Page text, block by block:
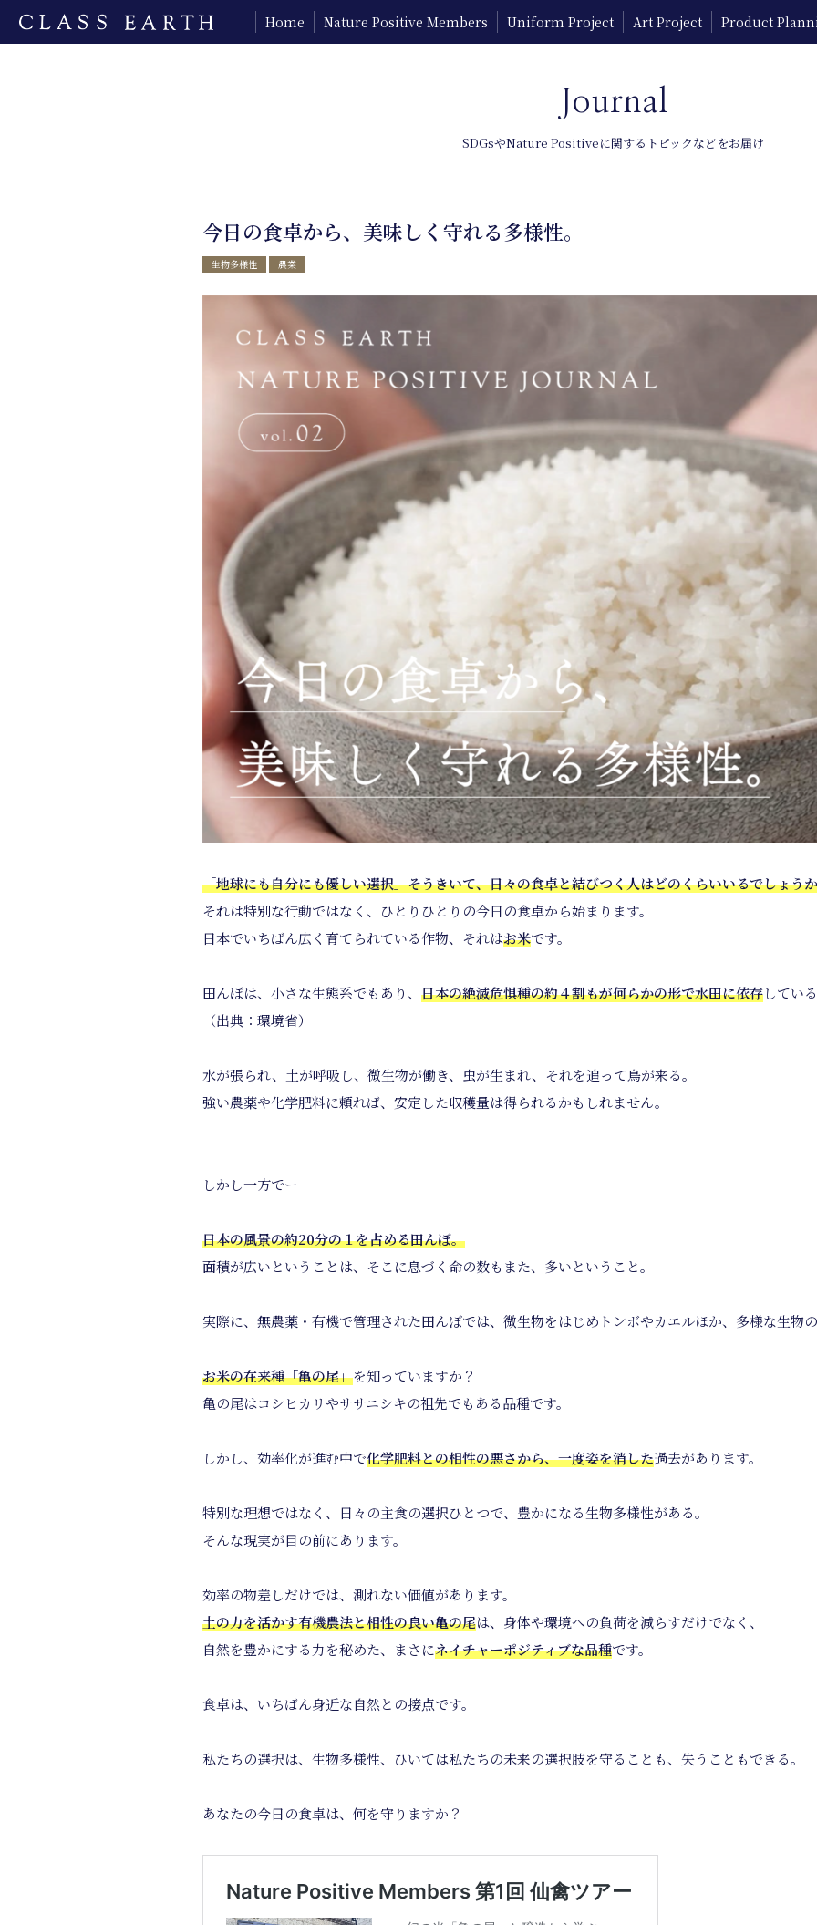
Home Nature Positive Members Uniform Project Art Project Product
Journal
SDGsやNature Positiveに関するトピックなどをお届け
今日の食卓から、美味しく守れる多様性。
生物多様性 農業
「地球にも自分にも優しい選択」そうきいて、日々の食卓と結びつく人はどのくらいいるでしょう
それは特別な行動ではなく、ひとりひとりの今日の食卓から始まります。
日本でいちばん広く育てられている作物、それはお米です。
田んぼは、小さな生態系でもあり、 日本の絶滅危惧種の約４割もが何らかの形で水田に依存してい
（出典：環境省）
水が張られ、土が呼吸し、微生物が働き、虫が生まれ、それを追って鳥が来る。
強い農薬や化学肥料に頼れば、安定した収穫量は得られるかもしれません。
しかし一方でー
日本の風景の約20分の１を占める田んぼ。
面積が広いということは、そこに息づく命の数もまた、多いということ。
実際に、無農薬・有機で管理された田んぼでは、微生物をはじめトンボやカエルほか、多様な生物
お米の在来種「亀の尾」を知っていますか？
亀の尾はコシヒカリやササニシキの祖先でもある品種です。
しかし、効率化が進む中で化学肥料との相性の悪さから、一度姿を消した過去があります。
特別な理想ではなく、日々の主食の選択ひとつで、豊かになる生物多様性がある。
そんな現実が目の前にあります。
効率の物差しだけでは、測れない価値があります。
土の力を活かす有機農法と相性の良い亀の尾は、身体や環境への負荷を減らすだけでなく、
自然を豊かにする力を秘めた、まさにネイチャーポジティブな品種です。
食卓は、いちばん身近な自然との接点です。
私たちの選択は、生物多様性、ひいては私たちの未来の選択肢を守ることも、失うこともできる。
あなたの今日の食卓は、何を守りますか？